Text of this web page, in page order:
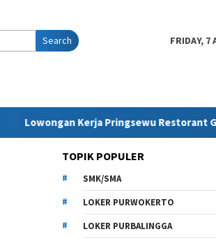
Search FRIDAY, 7
Kerja Pringsewu Restorant Group
TOPIK POPULER
SMK/SMA
LOKER PURWOKERTO
LOKER PURBALINGGA